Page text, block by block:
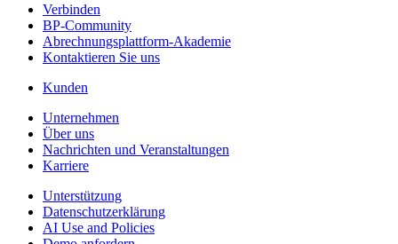
Verbinden
BP-Community
Abrechnungsplattform-Akademie
Kontaktieren Sie uns
Kunden
Unternehmen
Über uns
Nachrichten und Veranstaltungen
Karriere
Unterstützung
Datenschutzerklärung
AI Use and Policies